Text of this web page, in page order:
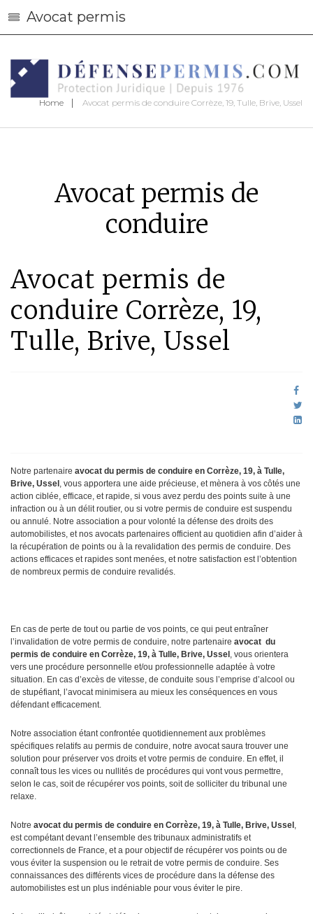
Avocat permis
Home Avocat permis de conduire Corrèze, 19, Tulle, Brive, Ussel
Avocat permis de
conduire
Avocat permis de
conduire Corrèze, 19,
Tulle, Brive, Ussel
Notre partenaire avocat du permis de conduire en Corrèze, 19, à Tulle,
Brive, Ussel , vous apportera une aide précieuse, et mènera à vos côtés une
action ciblée, efficace, et rapide, si vous avez perdu des points suite à une
infraction ou à un délit routier, ou si votre permis de conduire est suspendu
ou annulé. Notre association a pour volonté la défense des droits des
automobilistes, et nos avocats partenaires officient au quotidien afin d’aider à
la récupération de points ou à la revalidation des permis de conduire. Des
actions efficaces et rapides sont menées, et notre satisfaction est l’obtention
de nombreux permis de conduire revalidés.
En cas de perte de tout ou partie de vos points, ce qui peut entraîner
l’invalidation de votre permis de conduire, notre partenaire avocat du
permis de conduire en Corrèze, 19, à Tulle, Brive, Ussel , vous orientera
vers une procédure personnelle et/ou professionnelle adaptée à votre
situation. En cas d’excès de vitesse, de conduite sous l’emprise d’alcool ou
de stupéfiant, l’avocat minimisera au mieux les conséquences en vous
défendant efficacement.
Notre association étant confrontée quotidiennement aux problèmes
spécifiques relatifs au permis de conduire, notre avocat saura trouver une
solution pour préserver vos droits et votre permis de conduire. En effet, il
connaît tous les vices ou nullités de procédures qui vont vous permettre,
selon le cas, soit de récupérer vos points, soit de solliciter du tribunal une
relaxe.
Notre avocat du permis de conduire en Corrèze, 19, à Tulle, Brive, Ussel ,
est compétant devant l’ensemble des tribunaux administratifs et
correctionnels de France, et a pour objectif de récupérer vos points ou de
vous éviter la suspension ou le retrait de votre permis de conduire. Ses
connaissances des différents vices de procédure dans la défense des
automobilistes est un plus indéniable pour vous éviter le pire.